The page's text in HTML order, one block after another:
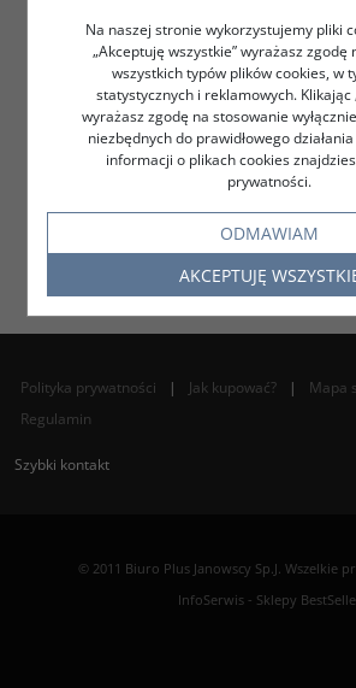
Polityka prywatności | Jak kupować? | Mapa
Regulamin
Szybki kontakt
© 2011 Biuro Plus Janowscy Sp.J. Wszelkie
InfoSerwis- Sklepy
Na naszej stronie wykorzystujemy pliki
„Akceptuję wszystkie” wyrażasz zgodę
wszystkich typów plików cookies, w
statystycznych i reklamowych. Klikając
wyrażasz zgodę na stosowanie
niezbędnych do prawidłowego
informacji o plikach cookies
prywatności.
ODMAWIAM
AKCEPTUJĘ